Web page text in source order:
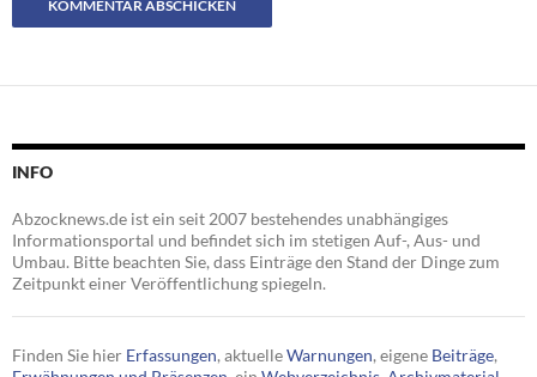
INFO
Abzocknews.de ist ein seit 2007 bestehendes unabhängiges
Informationsportal und befindet sich im stetigen Auf-, Aus- und
Umbau. Bitte beachten Sie, dass Einträge den Stand der Dinge zum
Zeitpunkt einer Veröffentlichung spiegeln.
Finden Sie hier Erfassungen, aktuelleWarnungen, eigene Beiträge,